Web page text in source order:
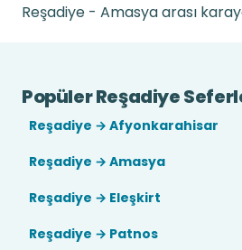
Reşadiye - Amasya arası
Popüler Reşadiye
Reşadiye → Afyonkarahisar
Reşadiye → Amasya
Reşadiye → Eleşkirt
Reşadiye → Patnos